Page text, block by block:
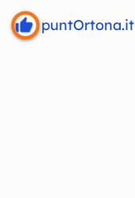
puntOrtona.it